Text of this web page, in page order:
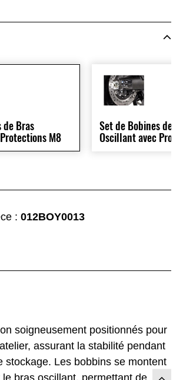
soigneusement positionnés pour
assurant la stabilité pendant
stockage. Les bobbins se montent
bras oscillant, permettant de
: 012BOY0013
de Bras
M8
Set de Bobines de
Oscillant avec